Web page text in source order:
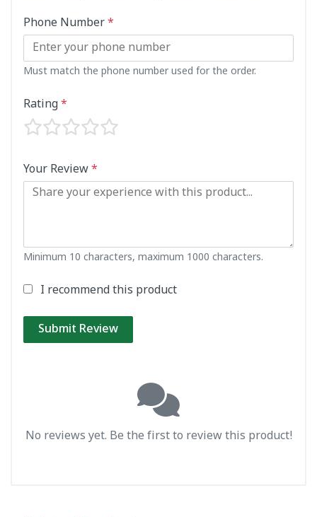
Phone Number*
Must match the phone number used for the order.
Rating*
Your Review*
Minimum 10 characters, maximum 1000 characters.
I recommend this product
Submit Review
No reviews yet. Be the first to review this product!